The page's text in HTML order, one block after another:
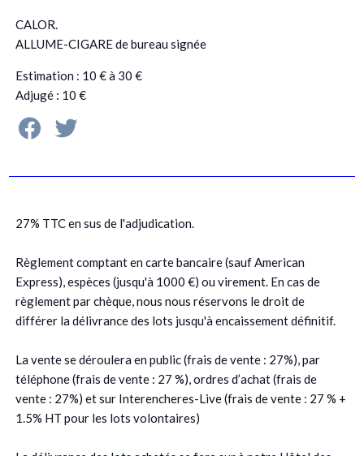
CALOR.
ALLUME-CIGARE de bureau signée
Estimation : 10 € à 30 €
Adjugé : 10 €
27% TTC en sus de l'adjudication.
Règlement comptant en carte bancaire (sauf American
Express), espèces (jusqu'à 1000 €) ou virement. En cas de
règlement par chèque, nous nous réservons le droit de
différer la délivrance des lots jusqu'à encaissement définitif.
La vente se déroulera en public (frais de vente : 27%), par
téléphone (frais de vente : 27 %), ordres d’achat (frais de
vente : 27%) et sur Interencheres-Live (frais de vente : 27 % +
1.5% HT pour les lots volontaires)